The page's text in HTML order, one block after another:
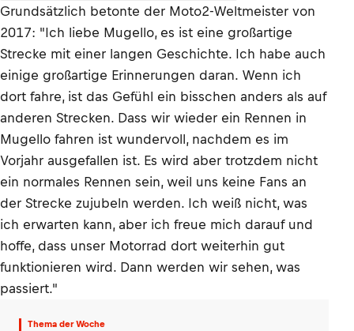
Grundsätzlich betonte der Moto2-Weltmeister von
2017: "Ich liebe Mugello, es ist eine großartige
Strecke mit einer langen Geschichte. Ich habe auch
einige großartige Erinnerungen daran. Wenn ich
dort fahre, ist das Gefühl ein bisschen anders als auf
anderen Strecken. Dass wir wieder ein Rennen in
Mugello fahren ist wundervoll, nachdem es im
Vorjahr ausgefallen ist. Es wird aber trotzdem nicht
ein normales Rennen sein, weil uns keine Fans an
der Strecke zujubeln werden. Ich weiß nicht, was
ich erwarten kann, aber ich freue mich darauf und
hoffe, dass unser Motorrad dort weiterhin gut
funktionieren wird. Dann werden wir sehen, was
passiert."
Thema der Woche